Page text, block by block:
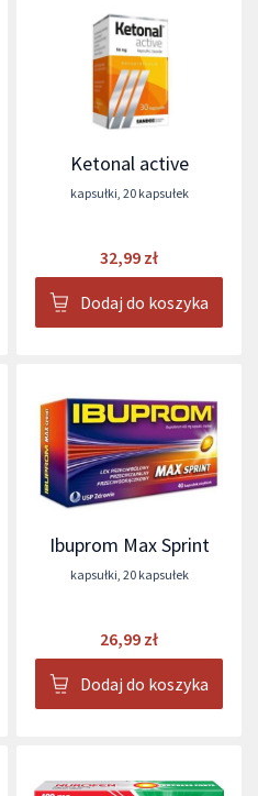
Ketonal active
kapsułki 20 kapsułek
32,99 zł
Dodaj do koszyka
Ibuprom Max Sprint
kapsułki 20 kapsułek
26,99 zł
Dodaj do koszyka